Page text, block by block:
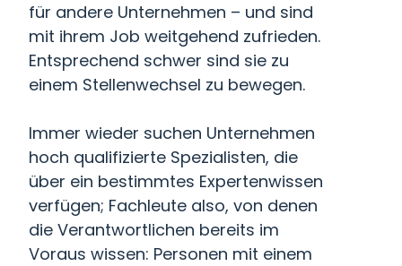
für andere Unternehmen – und sind
mit ihrem Job weitgehend zufrieden.
Entsprechend schwer sind sie zu
einem Stellenwechsel zu bewegen.
Immer wieder suchen Unternehmen
hoch qualifizierte Spezialisten, die
über ein bestimmtes Expertenwissen
verfügen; Fachleute also, von denen
die Verantwortlichen bereits im
Voraus wissen: Personen mit einem